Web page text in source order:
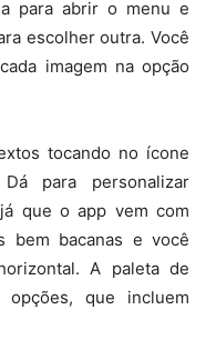
para abrir o menu e
escolher outra. Você
imagem na opção
tocando no ícone
para personalizar
que o app vem com
bem bacanas e você
A paleta de
que incluem